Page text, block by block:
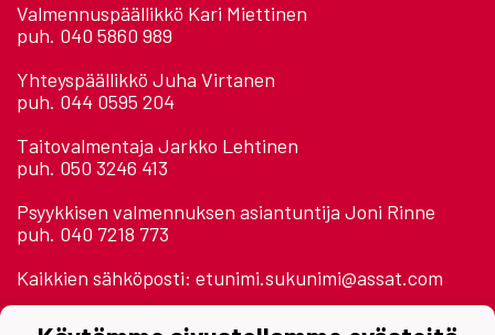
Valmennuspäällikkö Kari Miettinen
puh. 040 5860 989
Yhteyspäällikkö Juha Virtanen
puh. 044 0595 204
Taitovalmentaja Jarkko Lehtinen
puh. 050 3246 413
Psyykkisen valmennuksen asiantuntija Joni Rinne
puh. 040 7218 773
Kaikkien sähköposti: etunimi.sukunimi@assat.com
Astora Areena 2. krs.